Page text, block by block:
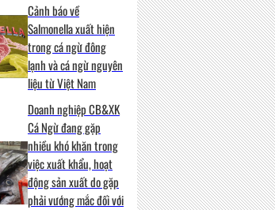
Cảnh báo về
Salmonella xuất hiện
trong cá ngừ đông
lạnh và cá ngừ nguyên
liệu từ Việt Nam
Doanh nghiệp CB&XK
Cá Ngừ đang gặp
nhiều khó khăn trong
việc xuất khẩu, hoạt
động sản xuất do gặp
phải vướng mắc đối với